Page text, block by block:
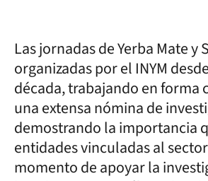
Las jornadas de Yerba Mate y
organizadas por el INYM
década, trabajando en forma
una extensa nómina de
demostrando la importancia
entidades vinculadas al
momento de apoyar la